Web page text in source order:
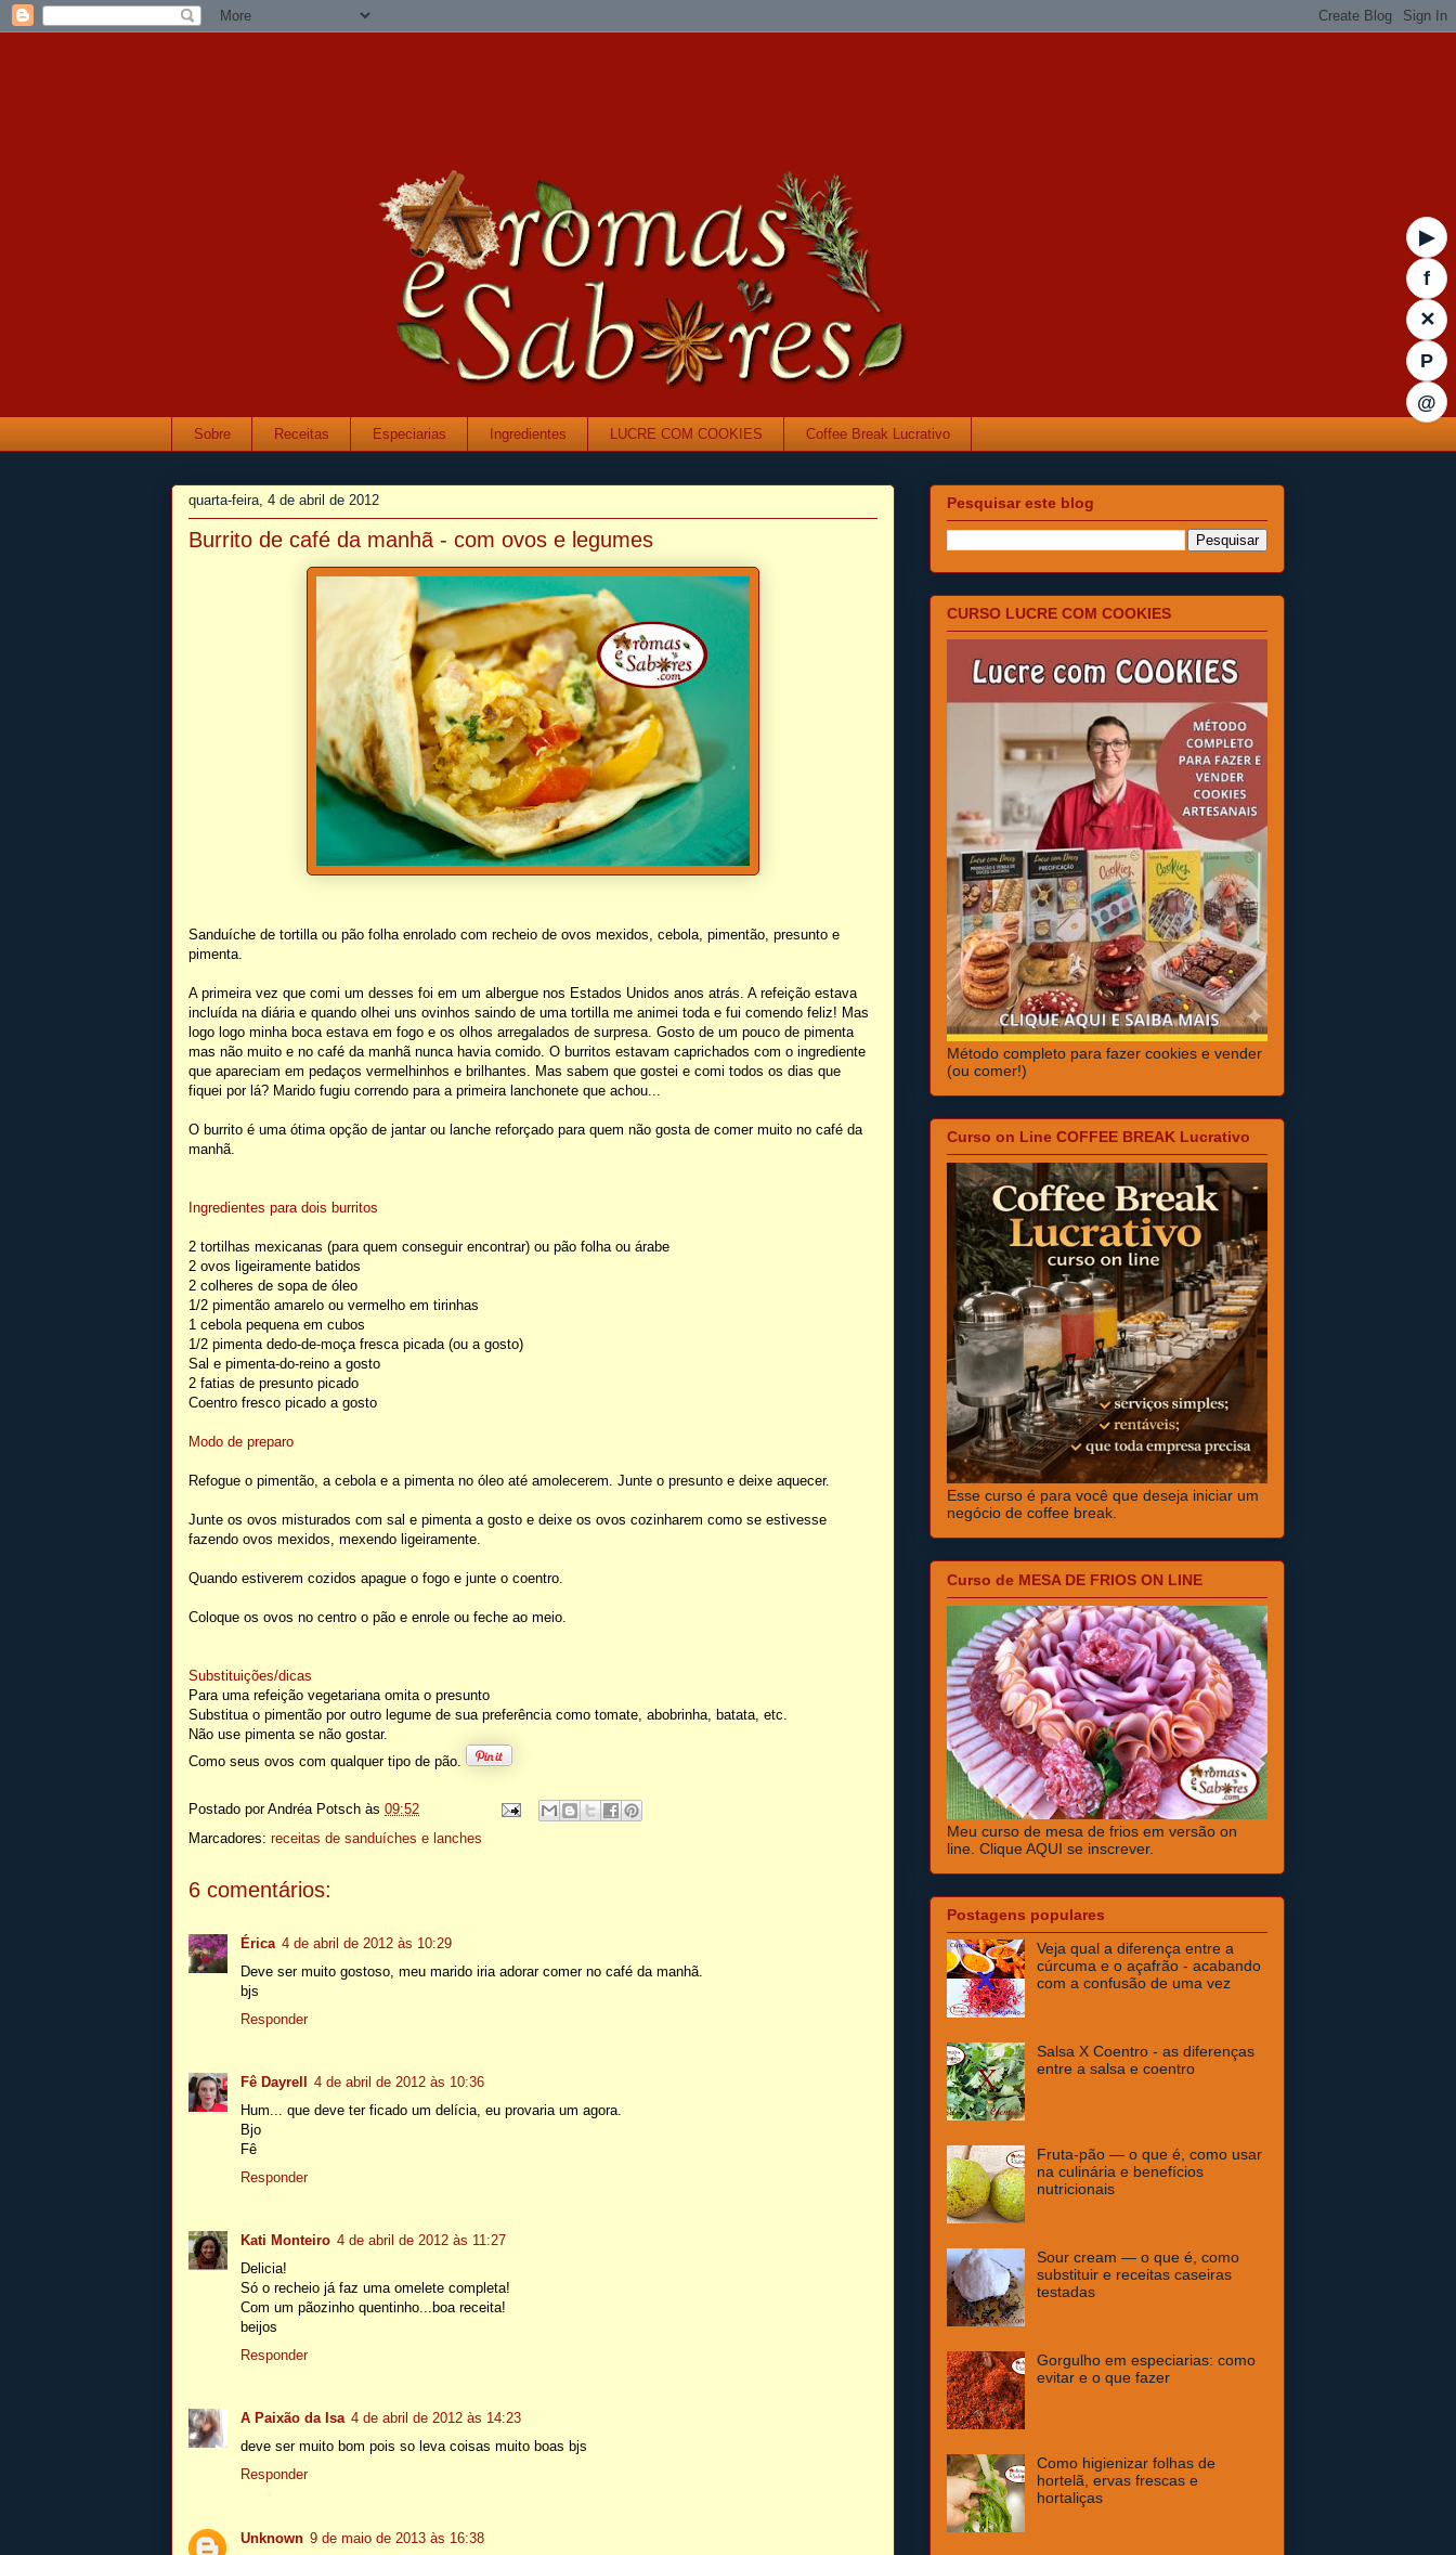
Sobre Receitas Especiarias Ingredientes LUCRE COM COOKIES Coffee Break Lucrativo
quarta-feira, 4 de abril de 2012
Burrito de café da manhã - com ovos e legumes
Sanduíche de tortilla ou pão folha enrolado com recheio de ovos mexidos, cebola, pimentão, presunto e
pimenta.
A primeira vez que comi um desses foi em um albergue nos Estados Unidos anos atrás. A refeição estava
incluída na diária e quando olhei uns ovinhos saindo de uma tortilla me animei toda e fui comendo feliz! Mas
logo logo minha boca estava em fogo e os olhos arregalados de surpresa. Gosto de um pouco de pimenta
mas não muito e no café da manhã nunca havia comido. O burritos estavam caprichados com o ingrediente
que apareciam em pedaços vermelhinhos e brilhantes. Mas sabem que gostei e comi todos os dias que
fiquei por lá? Marido fugiu correndo para a primeira lanchonete que achou...
O burrito é uma ótima opção de jantar ou lanche reforçado para quem não gosta de comer muito no café da
manhã.
Ingredientes para dois burritos
2 tortilhas mexicanas (para quem conseguir encontrar) ou pão folha ou árabe
2 ovos ligeiramente batidos
2 colheres de sopa de óleo
1/2 pimentão amarelo ou vermelho em tirinhas
1 cebola pequena em cubos
1/2 pimenta dedo-de-moça fresca picada (ou a gosto)
Sal e pimenta-do-reino a gosto
2 fatias de presunto picado
Coentro fresco picado a gosto
Modo de preparo
Refogue o pimentão, a cebola e a pimenta no óleo até amolecerem. Junte o presunto e deixe aquecer.
Junte os ovos misturados com sal e pimenta a gosto e deixe os ovos cozinharem como se estivesse
fazendo ovos mexidos, mexendo ligeiramente.
Quando estiverem cozidos apague o fogo e junte o coentro.
Coloque os ovos no centro o pão e enrole ou feche ao meio.
Substituições/dicas
Para uma refeição vegetariana omita o presunto
Substitua o pimentão por outro legume de sua preferência como tomate, abobrinha, batata, etc.
Não use pimenta se não gostar.
Como seus ovos com qualquer tipo de pão.
Postado porAndréa Potsch às 09:52
Marcadores: receitas de sanduíches e lanches
6 comentários:
Érica 4 de abril de 2012 às 10:29
Deve ser muito gostoso, meu marido iria adorar comer no café da manhã.
bjs
Responder
Fê Dayrell
4 de abril de 2012 às 10:36
Hum... que deve ter ficado um delícia, eu provaria um agora.
Bjo
Fê
Responder
Kati Monteiro 4 de abril de 2012 às 11:27
Delicia!
Só o recheio já faz uma omelete completa!
Com um pãozinho quentinho...boa receita!
beijos
Responder
A Paixão da Isa 4 de abril de 2012 às 14:23
deve ser muito bom pois so leva coisas muito boas bjs
Responder
Unknown 9 de maio de 2013 às 16:38
Pesquisar este blog
CURSO LUCRE COM COOKIES
Método completo para fazer cookies e vender
(ou comer!)
Curso on Line COFFEE BREAK Lucrativo
Esse curso é para você que deseja iniciar um
negócio de coffee break.
Curso de MESA DE FRIOS ON LINE
Meu curso de mesa de frios em versão on
line. Clique AQUI se inscrever.
Postagens populares
Veja qual a diferença entre a
cúrcuma e o açafrão - acabando
com a confusão de uma vez
Salsa X Coentro - as diferenças
entre a salsa e coentro
Fruta-pão — o que é, como usar
na culinária e benefícios
nutricionais
Sour cream — o que é, como
substituir e receitas caseiras
testadas
Gorgulho em especiarias: como
evitar e o que fazer
Como higienizar folhas de
hortelã, ervas frescas e
hortaliças
▶
f
✕
P
@